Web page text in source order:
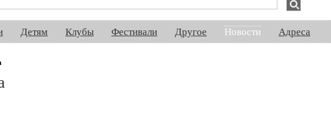
Детям Клубы Фестивали Другое Новости Адреса